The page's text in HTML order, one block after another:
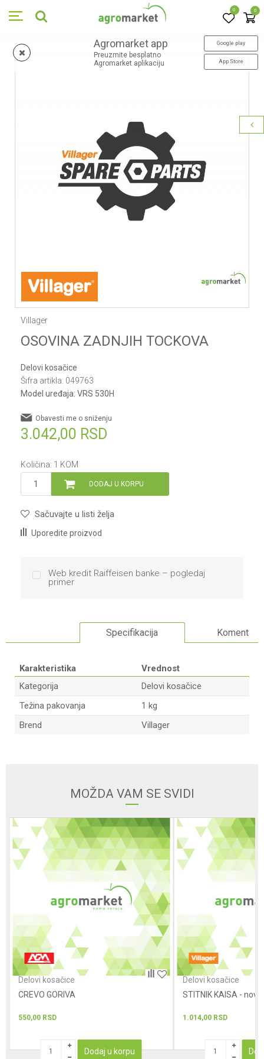
0 0
Agromarket app
Preuzmite besplatno
Agromarket aplikaciju
Google play
App Store
Villager
OSOVINA ZADNJIH TOCKOVA
Delovi kosačice
Šifra artikla: 049763
Model uređaja: VRS 530H
3.042,00 RSD
Obavesti me o sniženju
Količina: 1 KOM
DODAJ U KORPU
Sačuvajte u listi želja
Uporedite proizvod
Web kredit Raiffeisen banke – pogledaj
primer
Specifikacija Komentari
Karakteristika
Vrednost
Kategorija
Delovi kosačice
Težina pakovanja
1 kg
Brend
Villager
Poruka
POŠALJI
MOŽDA VAM SE SVIDI
Delovi kosačice
CREVO GORIVA
550,00 RSD
Dodaj u korpu
Delovi kosačice
STITNIK KAISA - novi
1.014,00 RSD